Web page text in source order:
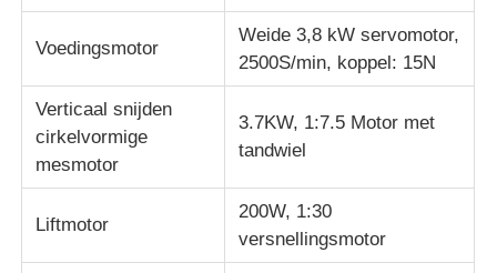
Impact testmachine
Schuring het testen Machine
Apparatuur voor het testen van schoenen
Voedingsmotor
Weide 3,8 kW servomotor,
2500S/min, koppel: 15N
Verticaal snijden
cirkelvormige
mesmotor
3.7KW, 1:7.5 Motor met
tandwiel
Liftmotor
200W, 1:30
versnellingsmotor